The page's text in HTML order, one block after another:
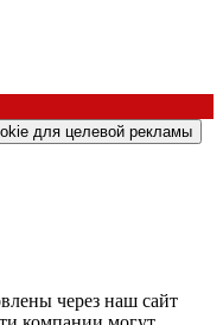
освещения
по продуктам
7
с информацией
и согласен
данных.
моих
для целевой рекламы
через наш сайт